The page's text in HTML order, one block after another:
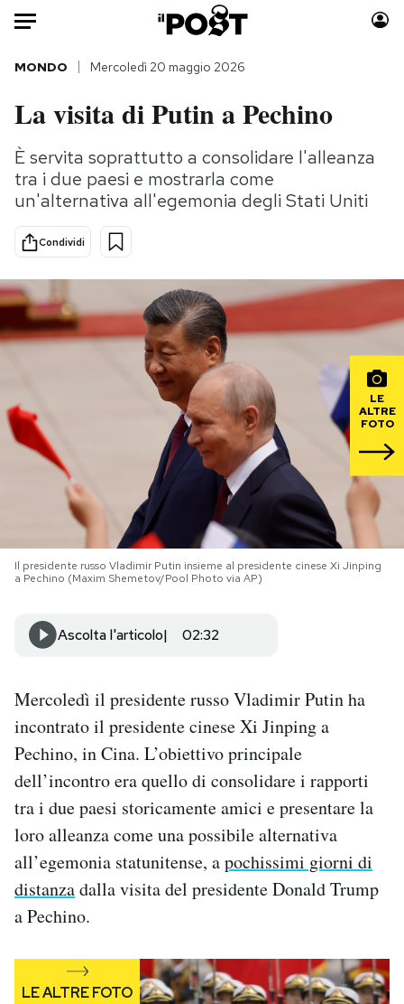
Auto
HOME
Italia
Mondo
Politica
Tecnologia
Internet
Scienza
Cultura
Economia
Moda
Libri
Consumismi
Media
Europa
Altrecose
Mondiali calcio 2026
PODCAST
NEWSLETTER
I MIEI PREFERITI
SHOP
AREA PERSONALE
Area Personale
Newsletter
Hai bisogno di aiuto?
Esci
MONDO Mercoledì 20 maggio 2026
La visita di Putin a Pechino
È servita soprattutto a consolidare l'alleanza
tra i due paesi e mostrarla come
un'alternativa all'egemonia degli Stati Uniti
Condividi
LE
ALTRE
FOTO
Il presidente russo Vladimir Putin insieme al presidente cinese Xi Jinping
a Pechino (Maxim Shemetov/Pool Photo via AP)
Ascolta l'articolo 02:32
Mercoledì il presidente russo Vladimir Putin ha
incontrato il presidente cinese Xi Jinping a
Pechino, in Cina. L’obiettivo principale
dell’incontro era quello di consolidare i rapporti
tra i due paesi storicamente amici e presentare la
loro alleanza come una possibile alternativa
all’egemonia statunitense, apochissimi giorni di
distanzadalla visita del presidente Donald Trump
a Pechino.